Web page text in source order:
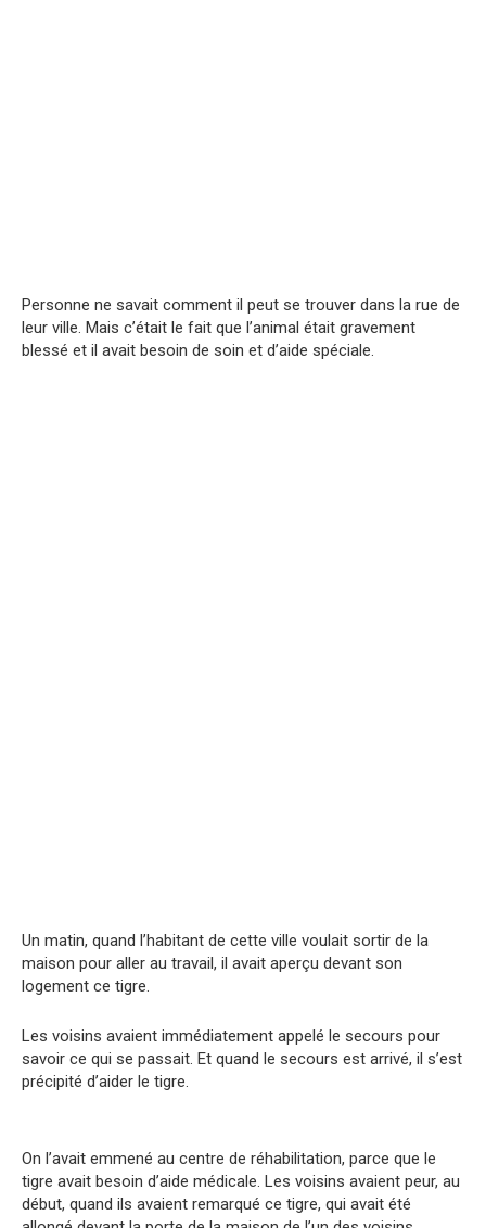
Personne ne savait comment il peut se trouver dans la rue de
leur ville. Mais c’était le fait que l’animal était gravement
blessé et il avait besoin de soin et d’aide spéciale.
Un matin, quand l’habitant de cette ville voulait sortir de la
maison pour aller au travail, il avait aperçu devant son
logement ce tigre.
Les voisins avaient immédiatement appelé le secours pour
savoir ce qui se passait. Et quand le secours est arrivé, il s’est
précipité d’aider le tigre.
On l’avait emmené au centre de réhabilitation, parce que le
tigre avait besoin d’aide médicale. Les voisins avaient peur, au
début, quand ils avaient remarqué ce tigre, qui avait été